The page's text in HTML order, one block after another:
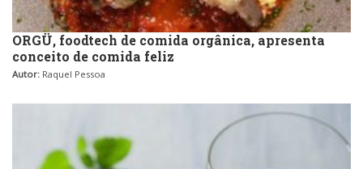
Pizzarias
Portuguesa
Self-service
Sobremesas e sorvetes
Sobremesas e sorvetes
ORGÜ, foodtech de comida orgânica, apresenta
conceito de comida feliz
Autor: Raquel Pessoa